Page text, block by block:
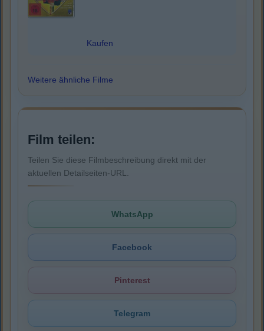
Kaufen
Weitere ähnliche Filme
Film teilen:
Teilen Sie diese Filmbeschreibung direkt mit der
aktuellen Detailseiten-URL.
WhatsApp
Facebook
Pinterest
Telegram